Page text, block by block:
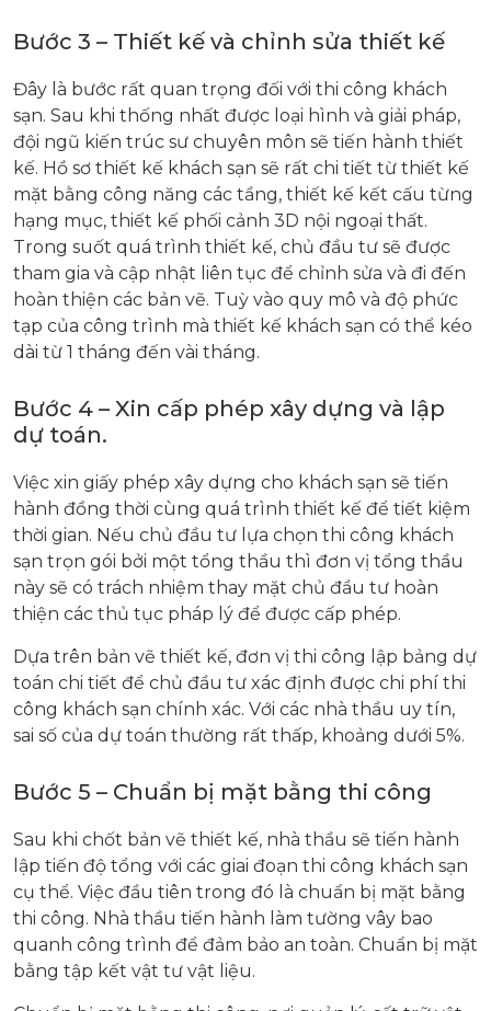
Bước 3 – Thiết kế và chỉnh sửa thiết kế
Đây là bước rất quan trọng đối với thi công khách
sạn. Sau khi thống nhất được loại hình và giải pháp,
đội ngũ kiến trúc sư chuyên môn sẽ tiến hành thiết
kế. Hồ sơ thiết kế khách sạn sẽ rất chi tiết từ thiết kế
mặt bằng công năng các tầng, thiết kế kết cấu từng
hạng mục, thiết kế phối cảnh 3D nội ngoại thất.
Trong suốt quá trình thiết kế, chủ đầu tư sẽ được
tham gia và cập nhật liên tục để chỉnh sửa và đi đến
hoàn thiện các bản vẽ. Tuỳ vào quy mô và độ phức
tạp của công trình mà thiết kế khách sạn có thể kéo
dài từ 1 tháng đến vài tháng.
Bước 4 – Xin cấp phép xây dựng và lập
dự toán.
Việc xin giấy phép xây dựng cho khách sạn sẽ tiến
hành đồng thời cùng quá trình thiết kế để tiết kiệm
thời gian. Nếu chủ đầu tư lựa chọn thi công khách
sạn trọn gói bởi một tổng thầu thì đơn vị tổng thầu
này sẽ có trách nhiệm thay mặt chủ đầu tư hoàn
thiện các thủ tục pháp lý để được cấp phép.
Dựa trên bản vẽ thiết kế, đơn vị thi công lập bảng dự
toán chi tiết để chủ đầu tư xác định được chi phí thi
công khách sạn chính xác. Với các nhà thầu uy tín,
sai số của dự toán thường rất thấp, khoảng dưới 5%.
Bước 5 – Chuẩn bị mặt bằng thi công
Sau khi chốt bản vẽ thiết kế, nhà thầu sẽ tiến hành
lập tiến độ tổng với các giai đoạn thi công khách sạn
cụ thể. Việc đầu tiên trong đó là chuẩn bị mặt bằng
thi công. Nhà thầu tiến hành làm tường vây bao
quanh công trình để đảm bảo an toàn. Chuẩn bị mặt
bằng tập kết vật tư vật liệu.